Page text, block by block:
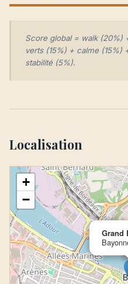
Score global = walk (20%)
verts (15%) + calme (15%)
stabilité (5%).
Localisation
Grand
+
−